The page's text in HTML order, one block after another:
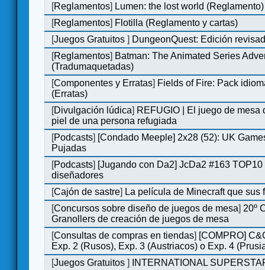
[Reglamentos] Lumen: the lost world (Reglamento)
[Reglamentos] Flotilla (Reglamento y cartas)
[Juegos Gratuitos] DungeonQuest: Edición
[Reglamentos] Batman: The Animated Series
(Tradumaquetadas)
[Componentes y Erratas] Fields of Fire: Pack
(Erratas)
[Divulgación lúdica] REFUGIO | El juego de mesa
piel de una persona refugiada
[Podcasts] [Condado Meeple] 2x28 (52): UK
Pujadas
[Podcasts] [Jugando con Da2] JcDa2 #163
diseñadores
[Cajón de sastre] La película de Minecraft que sus
[Concursos sobre diseño de juegos de mesa] 20º
Granollers de creación de juegos de mesa
[Consultas de compras en tiendas] [COMPRO]
Exp. 2 (Rusos), Exp. 3 (Austriacos) o Exp. 4
[Juegos Gratuitos]
INTERNATIONAL